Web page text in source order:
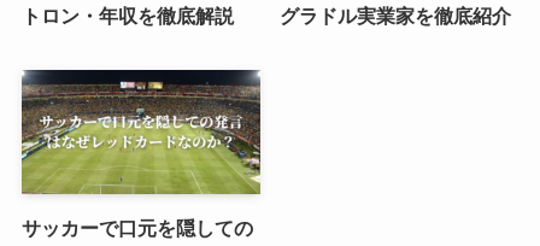
トロン・年収を徹底解説
グラドル実業家を徹底紹介
サッカーで口元を隠しての